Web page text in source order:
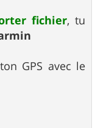
fichier, tu
GPS avec le